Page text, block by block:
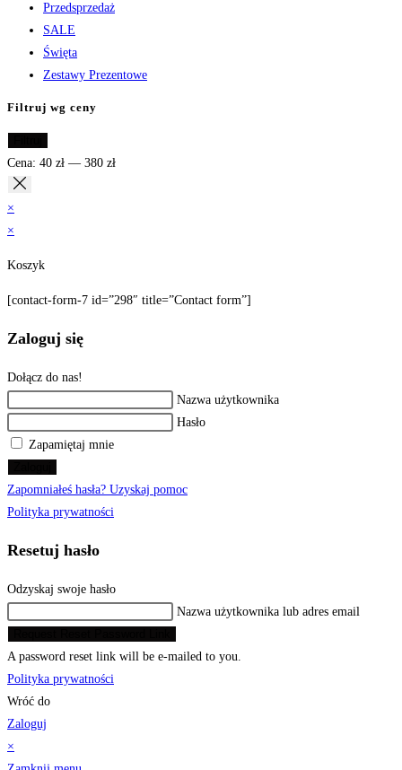
Przedsprzedaż
SALE
Święta
Zestawy Prezentowe
Filtruj wg ceny
min
max
Cena: 40 zł — 380 zł
×
×
Koszyk
[contact-form-7 id=”298″ title=”Contact form”]
Zaloguj się
Dołącz do nas!
Nazwa użytkownika
Hasło
Zapamiętaj mnie
Zapomniałeś hasła? Uzyskaj pomoc
Polityka prywatności
Resetuj hasło
Odzyskaj swoje hasło
Nazwa użytkownika lub adres email
A password reset link will be e-mailed to you.
Polityka prywatności
Wróć do
Zaloguj
×